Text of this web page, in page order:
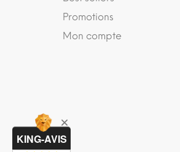
Promotions
Mon compte
KING-AVIS